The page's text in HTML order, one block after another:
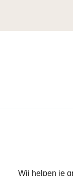
Wij helpen je